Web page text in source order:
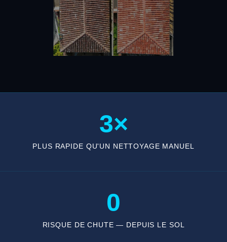
3×
PLUS RAPIDE QU'UN NETTOYAGE MANUEL
0
RISQUE DE CHUTE — DEPUIS LE SOL